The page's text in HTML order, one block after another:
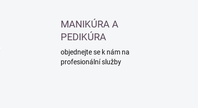
MANIKÚRA A
PEDIKÚRA
objednejte se k nám na
profesionální služby